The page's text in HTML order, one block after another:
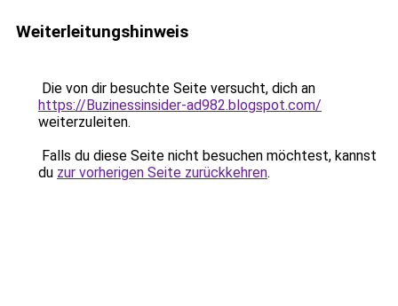
Weiterleitungshinweis
Die von dir besuchte Seite versucht, dich an
https://Buzinessinsider-ad982.blogspot.com/
weiterzuleiten.
Falls du diese Seite nicht besuchen möchtest, kannst
du zur vorherigen Seite zurückkehren.